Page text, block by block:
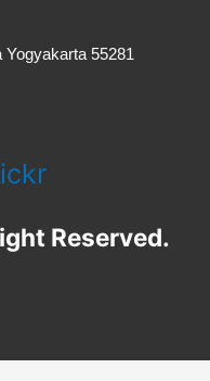
55281
Reserved.